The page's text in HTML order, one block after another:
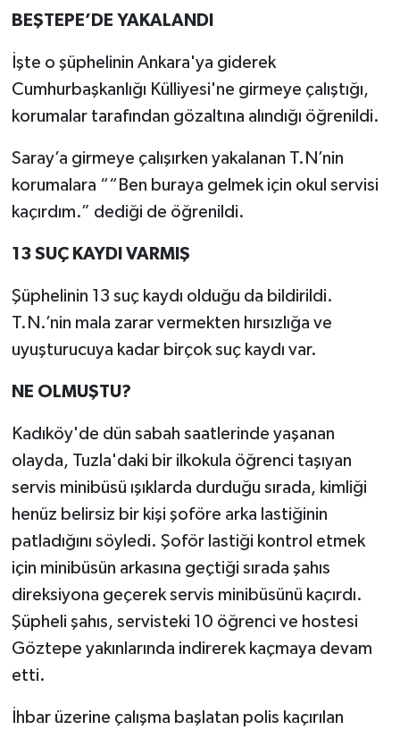
BEŞTEPE’DE YAKALANDI
İşte o şüphelinin Ankara'ya giderek
Cumhurbaşkanlığı Külliyesi'ne girmeye çalıştığı,
korumalar tarafından gözaltına alındığı öğrenildi.
Saray’a girmeye çalışırken yakalanan T.N’nin
korumalara ““Ben buraya gelmek için okul servisi
kaçırdım.” dediği de öğrenildi.
13 SUÇ KAYDI VARMIŞ
Şüphelinin 13 suç kaydı olduğu da bildirildi.
T.N.’nin mala zarar vermekten hırsızlığa ve
uyuşturucuya kadar birçok suç kaydı var.
NE OLMUŞTU?
Kadıköy'de dün sabah saatlerinde yaşanan
olayda, Tuzla'daki bir ilkokula öğrenci taşıyan
servis minibüsü ışıklarda durduğu sırada, kimliği
henüz belirsiz bir kişi şoföre arka lastiğinin
patladığını söyledi. Şoför lastiği kontrol etmek
için minibüsün arkasına geçtiği sırada şahıs
direksiyona geçerek servis minibüsünü kaçırdı.
Şüpheli şahıs, servisteki 10 öğrenci ve hostesi
Göztepe yakınlarında indirerek kaçmaya devam
etti.
İhbar üzerine çalışma başlatan polis kaçırılan
YAŞAM
KÜLTÜR SANAT